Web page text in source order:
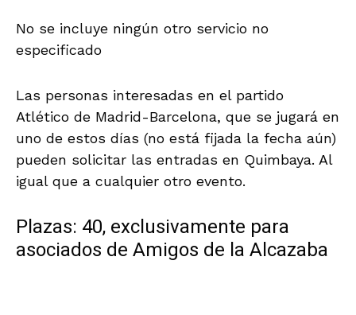
No se incluye ningún otro servicio no
especificado
Las personas interesadas en el partido
Atlético de Madrid-Barcelona, que se jugará en
uno de estos días (no está fijada la fecha aún)
pueden solicitar las entradas en Quimbaya. Al
igual que a cualquier otro evento.
Plazas: 40, exclusivamente para
asociados de Amigos de la Alcazaba